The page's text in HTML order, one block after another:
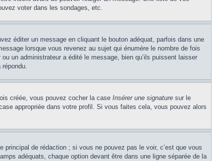
voter dans les sondages, etc.
éditer un message en cliquant le bouton adéquat, parfois dans une
lorsque vous revenez au sujet qui énumère le nombre de fois
un administrateur a édité le message, bien qu’ils puissent laisser
créée, vous pouvez cocher la case Insérer une signature sur le
appropriée dans votre profil. Si vous faites cela, vous pouvez alors
principal de rédaction ; si vous ne pouvez pas le voir, c’est que vous
adéquats, chaque option devant être dans une ligne séparée de la